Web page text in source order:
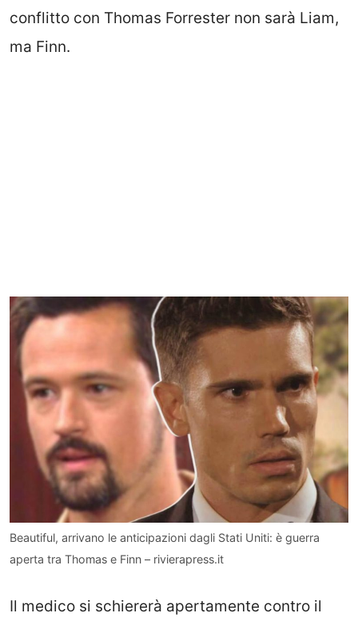
conflitto con Thomas Forrester non sarà Liam,
ma Finn.
Beautiful, arrivano le anticipazioni dagli Stati Uniti: è guerra
aperta tra Thomas e Finn – rivierapress.it
Il medico si schiererà apertamente contro il